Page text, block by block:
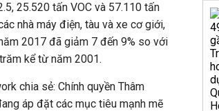
25.520 tấn VOC và 57.110 tấn
nhà máy điện, tàu và xe cơ giới,
2017 đã giảm 7 đến 9% so với
kể từ năm 2001.
chia sẻ: Chính quyền Thâm
áp đặt các mục tiêu mạnh mẽ